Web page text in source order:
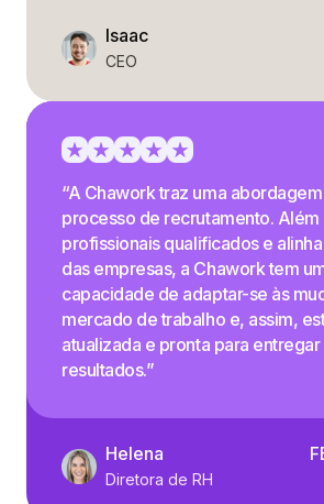
Isaac
CEO
“A Chawork traz uma
processo de recrutamento.
profissionais qualificados e
das empresas, a Chawork tem
capacidade de adaptar-se às
mercado de trabalho e, assim,
atualizada e pronta para
resultados.”
Helena
Diretora de RH